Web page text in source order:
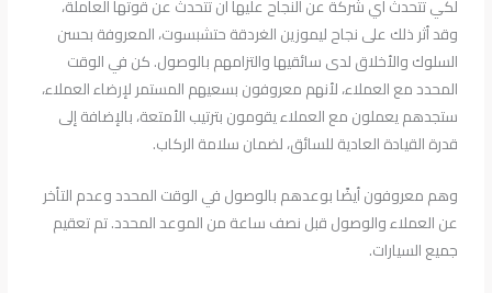
لكي تتحدث أي شركة عن النجاح عليها أن تتحدث عن قوتها العاملة،
وقد أثر ذلك على نجاح ليموزين الغردقة حتشبسوت، المعروفة بحسن
السلوك والأخلاق لدى سائقيها والتزامهم بالوصول. كن في الوقت
المحدد مع العملاء، لأنهم معروفون بسعيهم المستمر لإرضاء العملاء،
ستجدهم يعملون مع العملاء يقومون بترتيب الأمتعة، بالإضافة إلى
قدرة القيادة العادية للسائق، لضمان سلامة الركاب.
وهم معروفون أيضًا بوعدهم بالوصول في الوقت المحدد وعدم التأخر
عن العملاء والوصول قبل نصف ساعة من الموعد المحدد. تم تعقيم
جميع السيارات.